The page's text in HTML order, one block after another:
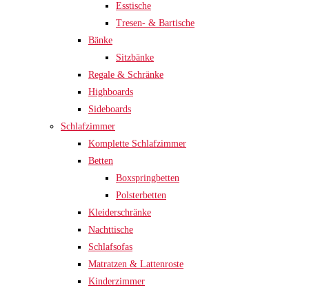
Esstische
Tresen- & Bartische
Bänke
Sitzbänke
Regale & Schränke
Highboards
Sideboards
Schlafzimmer
Komplette Schlafzimmer
Betten
Boxspringbetten
Polsterbetten
Kleiderschränke
Nachttische
Schlafsofas
Matratzen & Lattenroste
Kinderzimmer